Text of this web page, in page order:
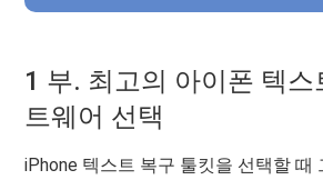
1 부. 최고의 아이폰 텍스
트웨어 선택
iPhone 텍스트 복구 툴킷을 선택할 때